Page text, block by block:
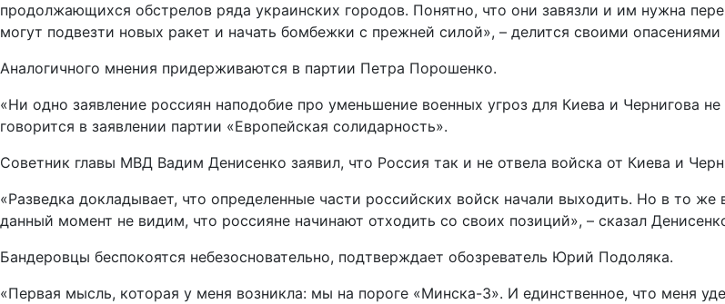
продолжающихся обстрелов ряда украинских городов. Понятно, что они завязли и им нужна
могут подвезти новых ракет и начать бомбежки с прежней силой», – делится своими опасениями
Аналогичного мнения придерживаются в партии Петра Порошенко.
«Ни одно заявление россиян наподобие про уменьшение военных угроз для Киева и Чернигова
говорится в заявлении партии «Европейская солидарность».
Советник главы МВД Вадим Денисенко заявил, что Россия так и не отвела войска от Киева и
«Разведка докладывает, что определенные части российских войск начали выходить. Но в то
данный момент не видим, что россияне начинают отходить со своих позиций», – сказал
Бандеровцы беспокоятся небезосновательно, подтверждает обозреватель Юрий Подоляка.
«Первая мысль, которая у меня возникла: мы на пороге «Минска-3». И единственное, что меня